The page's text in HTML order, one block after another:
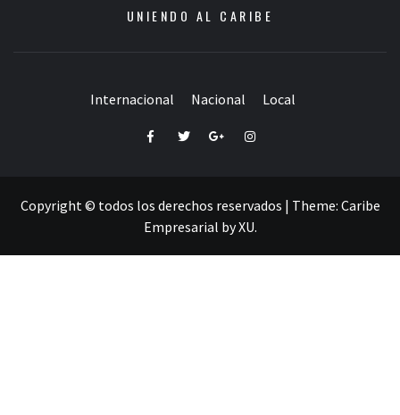
UNIENDO AL CARIBE
Internacional Nacional Local
FacebookTwitterGoogle+Instagram
Copyright © todos los derechos reservados | Theme: Caribe
Empresarial byXU.